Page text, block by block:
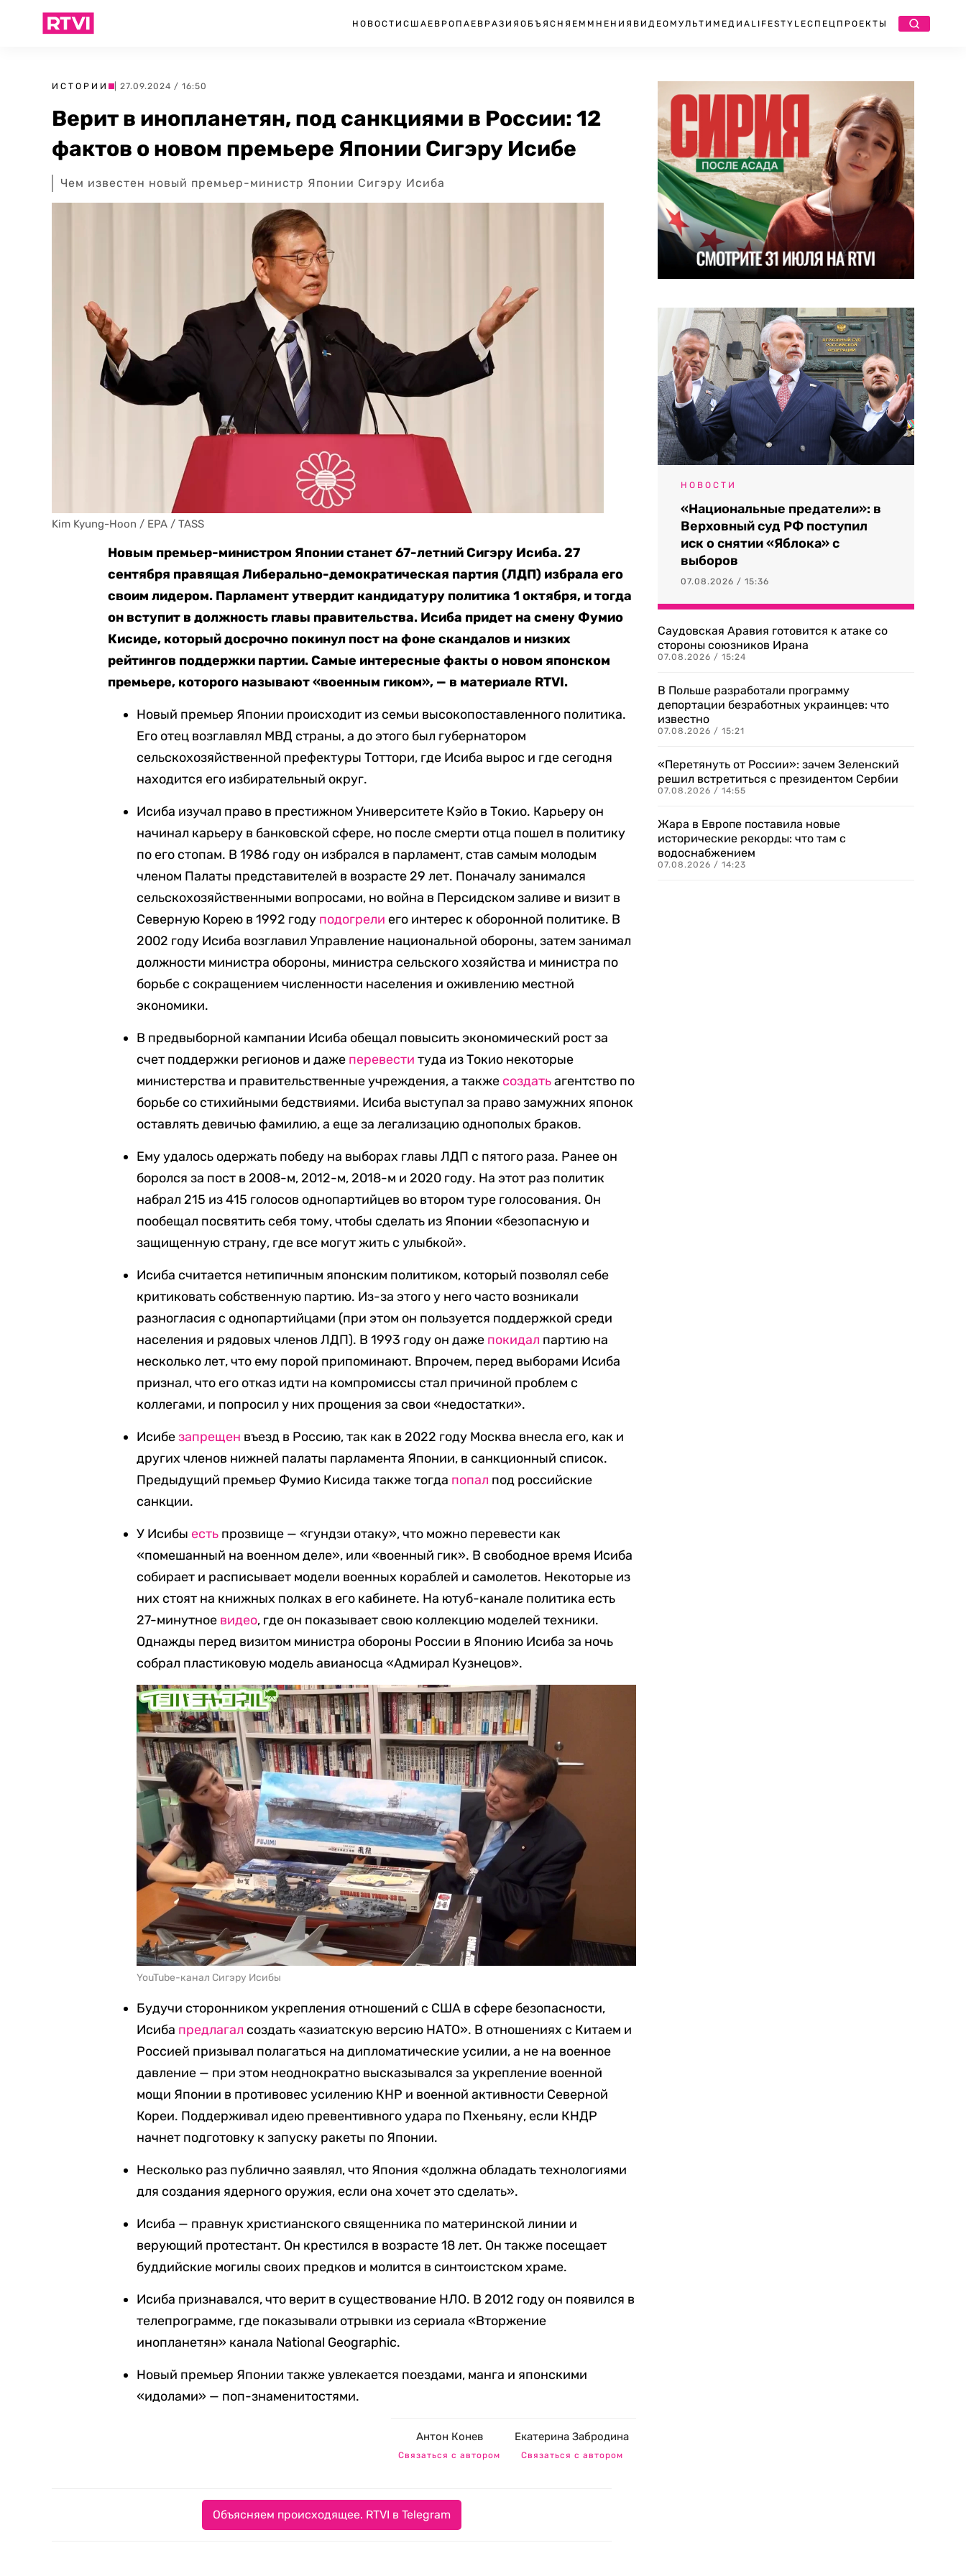
НОВОСТИ США ЕВРОПА ЕВРАЗИЯ ОБЪЯСНЯЕМ МНЕНИЯ ВИДЕО МУЛЬТИМЕДИА LIFESTYLEСПЕЦПРОЕКТЫ
ИСТОРИИ | 27.09.2024 / 16:50
Верит в инопланетян, под санкциями в России: 12
фактов о новом премьере Японии Сигэру Исибе
Чем известен новый премьер-министр Японии Сигэру Исиба
Kim Kyung-Hoon / EPA / TASS
Новым премьер-министром Японии станет 67-летний Сигэру Исиба.27
сентября правящая Либерально-демократическая партия (ЛДП) избрала его
своим лидером. Парламент утвердит кандидатуру политика 1 октября, и тогда
он вступит в должность главы правительства. Исиба придет на смену Фумио
Кисиде, который досрочно покинул пост на фоне скандалов и низких
рейтингов поддержки партии. Самые интересные факты о новом японском
премьере, которого называют «военным гиком», — в материале RTVI.
Новый премьер Японии происходит из семьи высокопоставленного политика.
Его отец возглавлял МВД страны, а до этого был губернатором
сельскохозяйственной префектуры Тоттори, где Исиба вырос и где сегодня
находится его избирательный округ.
Исиба изучал право в престижном Университете Кэйо в Токио. Карьеру он
начинал карьеру в банковской сфере, но после смерти отца пошел в политику
по его стопам. В 1986 году он избрался в парламент, став самым молодым
членом Палаты представителей в возрасте 29 лет. Поначалу занимался
сельскохозяйственными вопросами, но война в Персидском заливе и визит в
Северную Корею в 1992 году подогрели его интерес к оборонной политике. В
2002 году Исиба возглавил Управление национальной обороны, затем занимал
должности министра обороны, министра сельского хозяйства и министра по
борьбе с сокращением численности населения и оживлению местной
экономики.
В предвыборной кампании Исиба обещал повысить экономический рост за
счет поддержки регионов и даже перевести туда из Токио некоторые
министерства и правительственные учреждения, а также создатьагентство по
борьбе со стихийными бедствиями. Исиба выступал за право замужних японок
оставлять девичью фамилию, а еще за легализацию однополых браков.
Ему удалось одержать победу на выборах главы ЛДП с пятого раза. Ранее он
боролся за пост в 2008-м, 2012-м, 2018-м и 2020 году. На этот раз политик
набрал 215 из 415 голосов однопартийцев во втором туре голосования. Он
пообещал посвятить себя тому, чтобы сделать из Японии «безопасную и
защищенную страну, где все могут жить с улыбкой».
Исиба считается нетипичным японским политиком, который позволял себе
критиковать собственную партию. Из-за этого у него часто возникали
разногласия с однопартийцами (при этом он пользуется поддержкой среди
населения и рядовых членов ЛДП). В 1993 году он даже покидал партию на
несколько лет, что ему порой припоминают. Впрочем, перед выборами Исиба
признал, что его отказ идти на компромиссы стал причиной проблем с
коллегами, и попросил у них прощения за свои «недостатки».
Исибезапрещен въезд в Россию, так как в 2022 году Москва внесла его, как и
других членов нижней палаты парламента Японии, в санкционный список.
Предыдущий премьер Фумио Кисида также тогда попал под российские
санкции.
У Исибы есть прозвище — «гундзи отаку», что можно перевести как
«помешанный на военном деле», или «военный гик». В свободное время Исиба
собирает и расписывает модели военных кораблей и самолетов. Некоторые из
них стоят на книжных полках в его кабинете. На ютуб-канале политика есть
27-минутное видео, где он показывает свою коллекцию моделей техники.
Однажды перед визитом министра обороны России в Японию Исиба за ночь
собрал пластиковую модель авианосца «Адмирал Кузнецов».
YouTube-канал Сигэру Исибы
Будучи сторонником укрепления отношений с США в сфере безопасности,
Исиба предлагал создать «азиатскую версию НАТО». В отношениях с Китаем и
Россией призывал полагаться на дипломатические усилии, а не на военное
давление — при этом неоднократно высказывался за укрепление военной
мощи Японии в противовес усилению КНР и военной активности Северной
Кореи. Поддерживал идею превентивного удара по Пхеньяну, если КНДР
начнет подготовку к запуску ракеты по Японии.
Несколько раз публично заявлял, что Япония «должна обладать технологиями
для создания ядерного оружия, если она хочет это сделать».
Исиба — правнук христианского священника по материнской линии и
верующий протестант. Он крестился в возрасте 18 лет. Он также посещает
буддийские могилы своих предков и молится в синтоистском храме.
Исиба признавался, что верит в существование НЛО. В 2012 году он появился в
телепрограмме, где показывали отрывки из сериала «Вторжение
инопланетян» канала National Geographic.
Новый премьер Японии также увлекается поездами, манга и японскими
«идолами» — поп-знаменитостями.
Антон Конев
Связаться с автором
Екатерина Забродина
Связаться с автором
Объясняем происходящее. RTVI в Telegram
НОВОСТИ
«Национальные предатели»: в
Верховный суд РФ поступил
иск о снятии «Яблока» с
выборов
07.08.2026 / 15:36
Саудовская Аравия готовится к атаке со
стороны союзников Ирана
07.08.2026 / 15:24
В Польше разработали программу
депортации безработных украинцев: что
известно
07.08.2026 / 15:21
«Перетянуть от России»: зачем Зеленский
решил встретиться с президентом Сербии
07.08.2026 / 14:55
Жара в Европе поставила новые
исторические рекорды: что там с
водоснабжением
07.08.2026 / 14:23